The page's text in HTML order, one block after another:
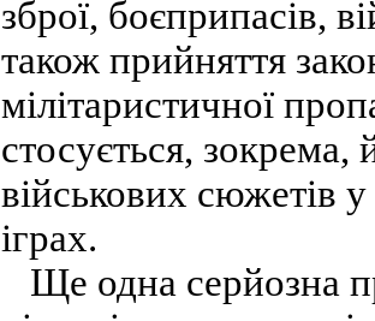
зброї, боєприпасів,
також прийняття
мілітаристичної
стосується,
військових сюжетів
іграх.
Ще одна серйозна